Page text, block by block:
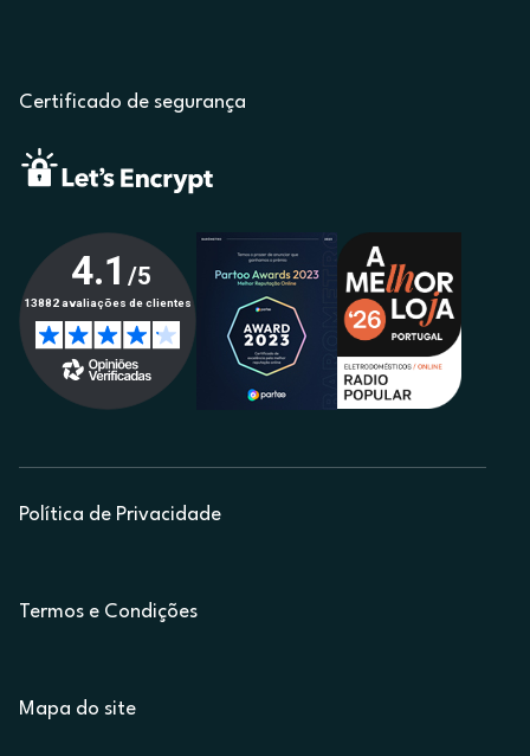
Certificado de segurança
Política de Privacidade
Termos e Condições
Mapa do site